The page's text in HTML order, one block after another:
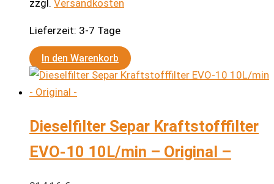
zzgl. Versandkosten
Lieferzeit: 3-7 Tage
In den Warenkorb
Dieselfilter Separ Kraftstofffilter
EVO-10 10L/min – Original –